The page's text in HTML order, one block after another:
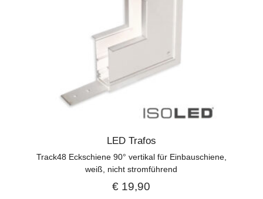
LED Trafos
Track48 Eckschiene 90° vertikal für Einbauschiene,
weiß, nicht stromführend
€ 19,90